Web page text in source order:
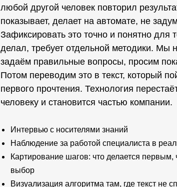
любой другой человек повторил
показывает, делает на автомате, не
Зафиксировать это точно и понятно для
делал, требует отдельной методики. Мы
задаём правильные вопросы, просим
Потом переводим это в текст, который
первого прочтения. Технология
человеку и становится частью компании.
Интервью с носителями знаний
Наблюдение за работой специалиста в
Картирование шагов: что делается первым,
выбор
Визуализация алгоритма там, где текст не